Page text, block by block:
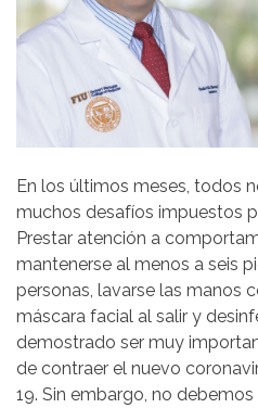
En los últimos meses, todos
muchos desafíos impuestos
Prestar atención a
mantenerse al menos a seis
personas, lavarse las manos
máscara facial al salir y
demostrado ser muy
de contraer el nuevo
19. Sin embargo, no